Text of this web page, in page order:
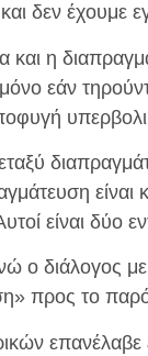
δεν έχουμε
και η
εάν
είναι δύο
ο διάλογος
προς το
επανέλαβε